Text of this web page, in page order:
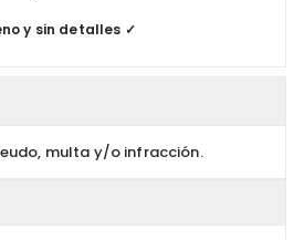
y sin detalles ✓
multa y/o infracción.